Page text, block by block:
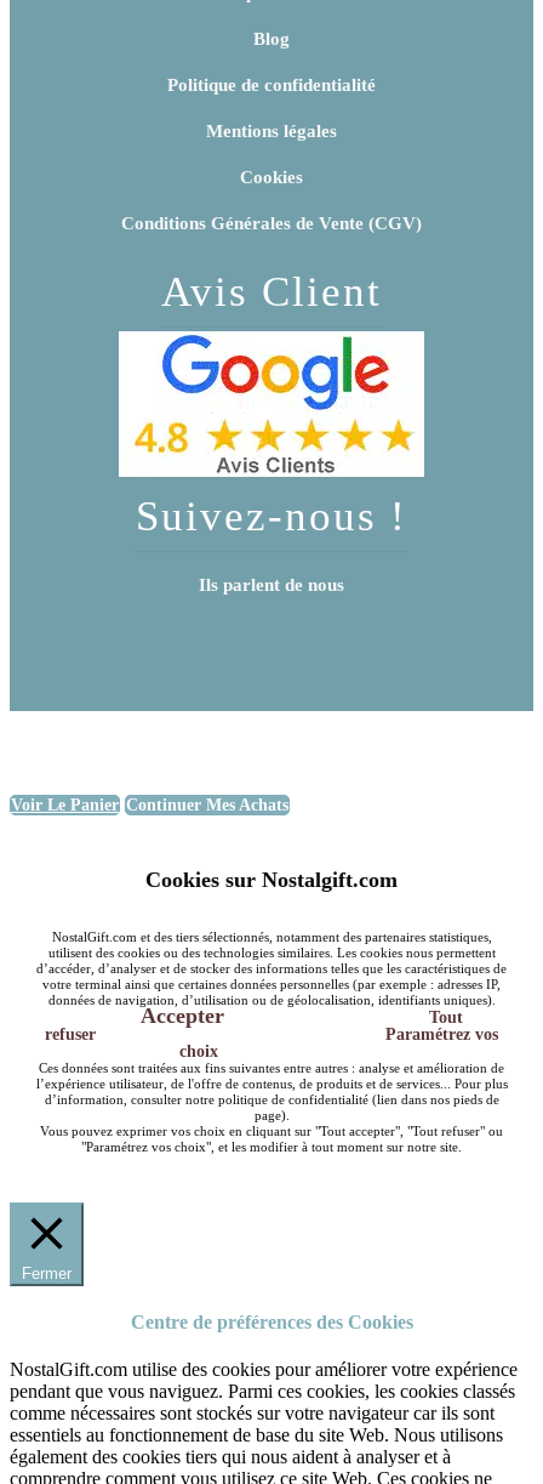
Blog
Politique de confidentialité
Mentions légales
Cookies
Conditions Générales de Vente (CGV)
Avis Client
Suivez-nous !
Ils parlent de nous
Voir Le Panier Continuer Mes Achats
Cookies sur Nostalgift.com
NostalGift.com et des tiers sélectionnés, notamment des partenaires statistiques,
utilisent des cookies ou des technologies similaires. Les cookies nous permettent
d’accéder, d’analyser et de stocker des informations telles que les caractéristiques de
votre terminal ainsi que certaines données personnelles (par exemple : adresses IP,
données de navigation, d’utilisation ou de géolocalisation, identifiants uniques).
Accepter
Tout
refuser
Paramétrez vos
choix
Ces données sont traitées aux fins suivantes entre autres : analyse et amélioration de
l’expérience utilisateur, de l'offre de contenus, de produits et de services... Pour plus
d’information, consulter notre politique de confidentialité (lien dans nos pieds de
page).
Vous pouvez exprimer vos choix en cliquant sur "Tout accepter", "Tout refuser" ou
"Paramétrez vos choix", et les modifier à tout moment sur notre site.
Fermer
Centre de préférences des Cookies
NostalGift.com utilise des cookies pour améliorer votre expérience
pendant que vous naviguez. Parmi ces cookies, les cookies classés
comme nécessaires sont stockés sur votre navigateur car ils sont
essentiels au fonctionnement de base du site Web. Nous utilisons
également des cookies tiers qui nous aident à analyser et à
comprendre comment vous utilisez ce site Web. Ces cookies ne